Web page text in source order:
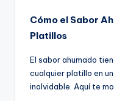
Cómo el Sabor
Platillos
El sabor ahumado
cualquier platillo en
inolvidable. Aquí te